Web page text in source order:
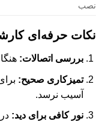
نصب
نکات حرفه‌ای
بررسی اتصالات:
تمیزکاری صحیح:
آسیب نرسد.
نور کافی برای دید: